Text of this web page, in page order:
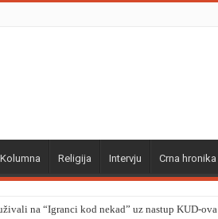
Kolumna Religija Intervju Crna hronika
na “Igranci kod nekad” uz nastup KUD-ova